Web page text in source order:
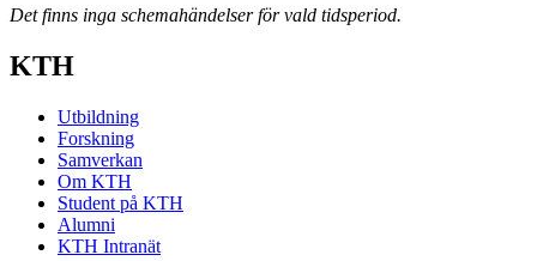
Det finns inga schemahändelser för vald tidsperiod.
KTH
Utbildning
Forskning
Samverkan
Om KTH
Student på KTH
Alumni
KTH Intranät